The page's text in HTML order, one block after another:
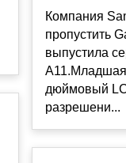
Компания
пропустить
выпустила
A11.Младшая
дюймовый
разрешени...